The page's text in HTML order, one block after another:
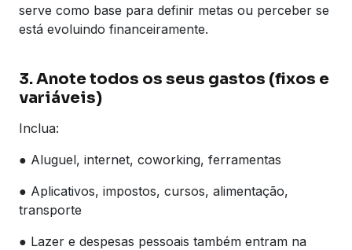
serve como base para definir metas ou perceber se
está evoluindo financeiramente.
3. Anote todos os seus gastos (fixos e
variáveis)
Inclua:
● Aluguel, internet, coworking, ferramentas
● Aplicativos, impostos, cursos, alimentação,
transporte
● Lazer e despesas pessoais também entram na